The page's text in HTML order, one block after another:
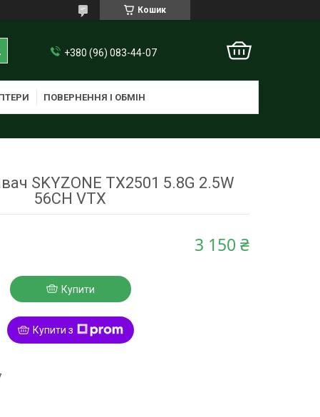
Кошик
+380 (96) 083-44-07
ПОВЕРНЕННЯ І ОБМІН
SKYZONE TX2501 5.8G 2.5W
56CH VTX
3 150 ₴
Купити
Купити з